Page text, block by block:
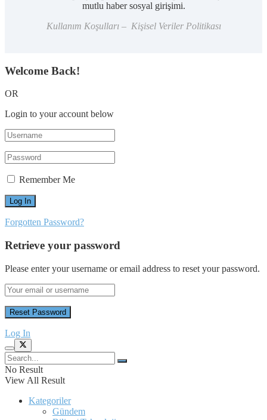
mutlu haber sosyal girişimi.
Kullanım Koşulları – Kişisel Veriler Politikası
Welcome Back!
OR
Login to your account below
Remember Me
Forgotten Password?
Retrieve your password
Please enter your username or email address to reset your password.
Log In
No Result
View All Result
Kategoriler
Gündem